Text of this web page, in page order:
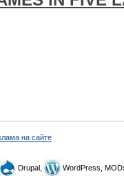
на сайте
Drupal, WordPress,